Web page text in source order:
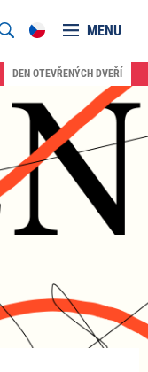
MENU
DEN OTEVŘENÝCH DVEŘÍ